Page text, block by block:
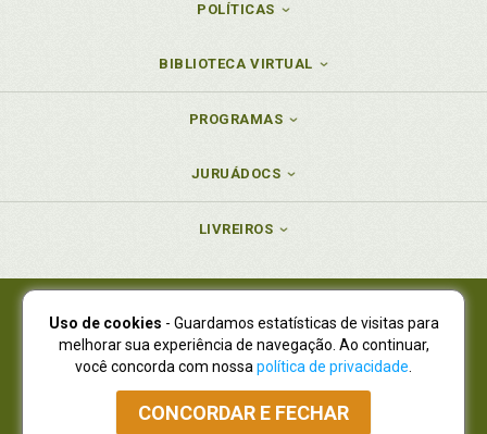
POLÍTICAS
BIBLIOTECA VIRTUAL
PROGRAMAS
JURUÁDOCS
LIVREIROS
Juruá Editora Ltda., CNPJ 77.535.508/0001-19
Juruá Informática Ltda., CNPJ 01.701.561/0001-80
NOVO ENDEREÇO:R. Flávio Dallegrave, 7665, São Lourenço |
Curitiba - Paraná - CEP 82210-310
Atendimento: (41) 4009-3900|Vendas Atacado: (41) 4009-3939
Uso de cookies - Guardamos estatísticas de visitas para
melhorar sua experiência de navegação. Ao continuar,
você concorda com nossa política de privacidade
CONCORDAR E FECHAR